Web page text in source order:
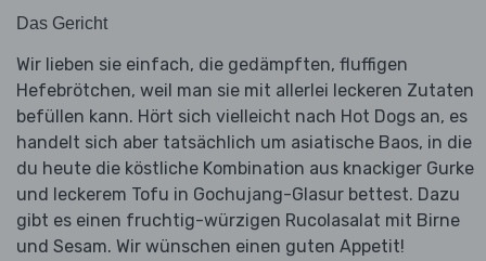
Das Gericht
Wir lieben sie einfach, die gedämpften, fluffigen
Hefebrötchen, weil man sie mit allerlei leckeren Zutaten
befüllen kann. Hört sich vielleicht nach Hot Dogs an, es
handelt sich aber tatsächlich um asiatische Baos, in die
du heute die köstliche Kombination aus knackiger Gurke
und leckerem Tofu in Gochujang-Glasur bettest. Dazu
gibt es einen fruchtig-würzigen Rucolasalat mit Birne
und Sesam. Wir wünschen einen guten Appetit!